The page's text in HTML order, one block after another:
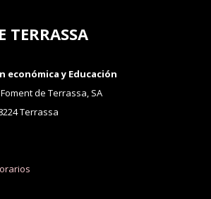
TERRASSA
económica y Educación
de Terrassa, SA
Terrassa